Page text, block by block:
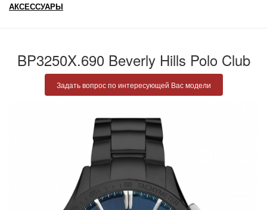
АКСЕССУАРЫ
BP3250X.690 Beverly Hills Polo Club
Задать вопрос по интересующей Вас модели